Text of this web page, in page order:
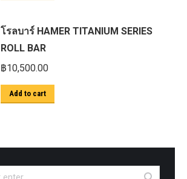
โรลบาร์ HAMER TITANIUM SERIES
ROLL BAR
฿10,500.00
Add to cart